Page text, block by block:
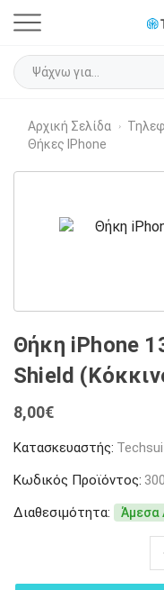
Αρχική Σελίδα ›
Θήκες IPhone
Θήκη iPhone
Shield
8,00€
Κατασκευαστής:
Κωδικός Προϊόντος:
Διαθεσιμότητα:
Άμεσα